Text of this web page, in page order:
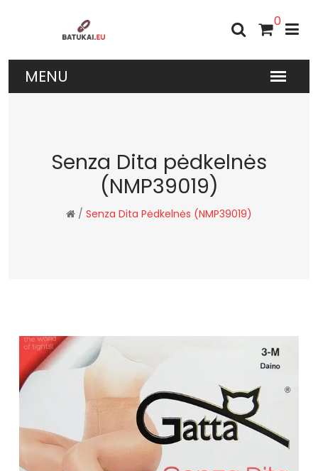
0
Senza Dita pėdkelnės
(NMP39019)
/ Senza Dita Pėdkelnės (NMP39019)